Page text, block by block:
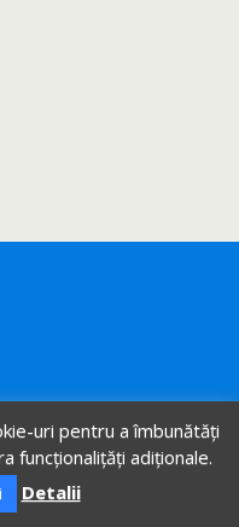
uri pentru a îmbunătăți
funcționalițăți adiționale.
Detalii